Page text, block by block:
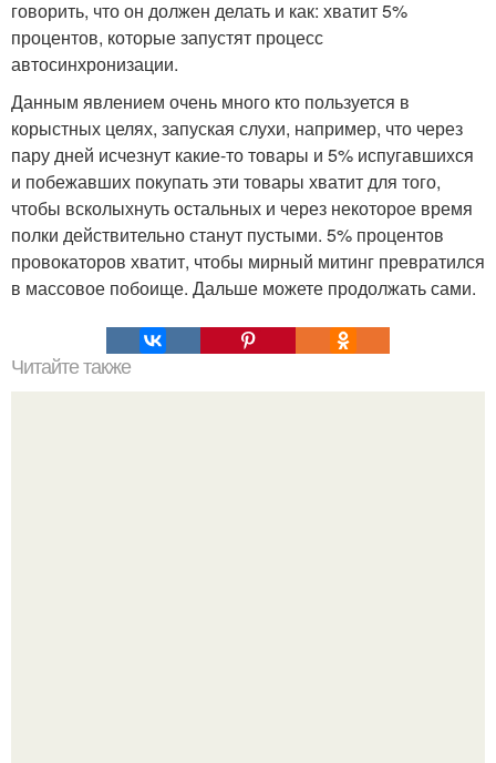
говорить, что он должен делать и как: хватит 5%
процентов, которые запустят процесс
автосинхронизации.
Данным явлением очень много кто пользуется в
корыстных целях, запуская слухи, например, что через
пару дней исчезнут какие-то товары и 5% испугавшихся
и побежавших покупать эти товары хватит для того,
чтобы всколыхнуть остальных и через некоторое время
полки действительно станут пустыми. 5% процентов
провокаторов хватит, чтобы мирный митинг превратился
в массовое побоище. Дальше можете продолжать сами.
Читайте также